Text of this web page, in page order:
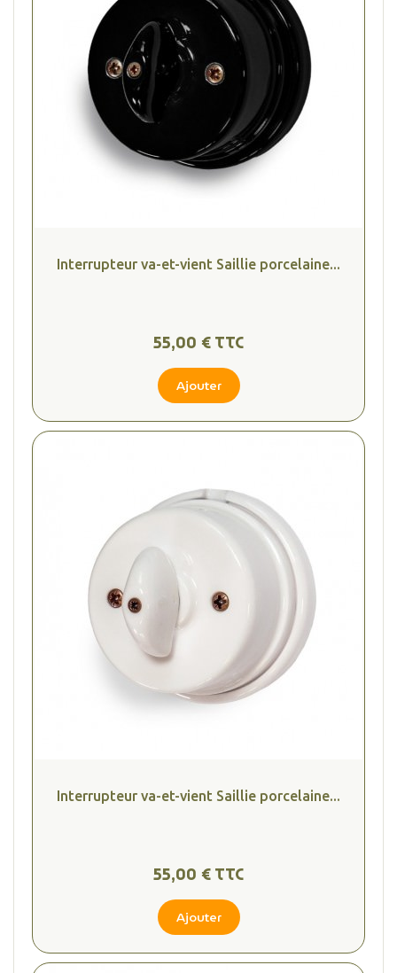
Interrupteur va-et-vient Saillie porcelaine...
55,00 € TTC
Ajouter
Interrupteur va-et-vient Saillie porcelaine...
55,00 € TTC
Ajouter